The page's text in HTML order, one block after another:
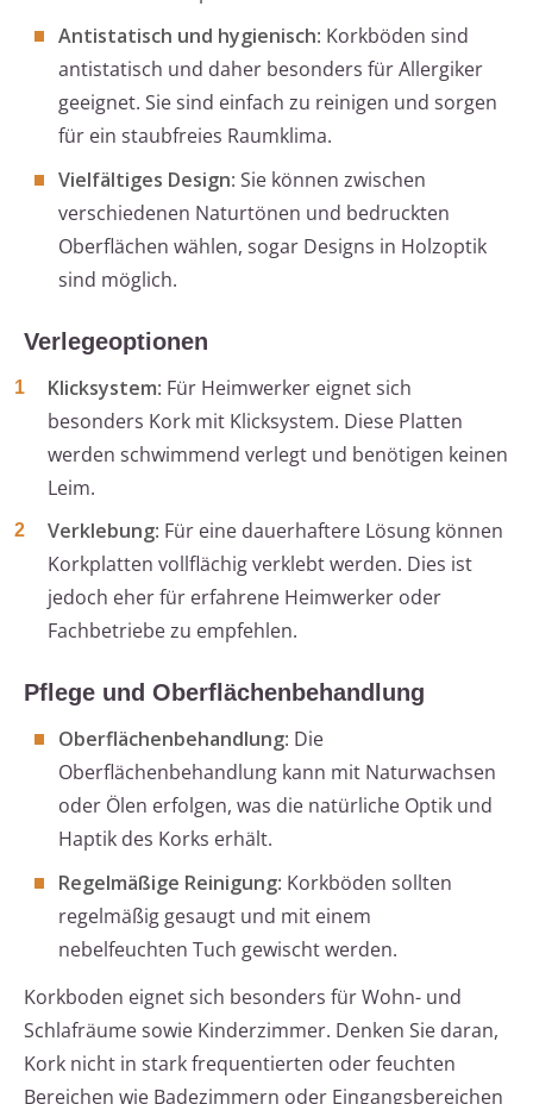
Antistatisch und hygienisch: Korkböden sind
antistatisch und daher besonders für Allergiker
geeignet. Sie sind einfach zu reinigen und sorgen
für ein staubfreies Raumklima.
Vielfältiges Design: Sie können zwischen
verschiedenen Naturtönen und bedruckten
Oberflächen wählen, sogar Designs in Holzoptik
sind möglich.
Verlegeoptionen
Klicksystem: Für Heimwerker eignet sich
besonders Kork mit Klicksystem. Diese Platten
werden schwimmend verlegt und benötigen keinen
Leim.
Verklebung: Für eine dauerhaftere Lösung können
Korkplatten vollflächig verklebt werden. Dies ist
jedoch eher für erfahrene Heimwerker oder
Fachbetriebe zu empfehlen.
Pflege und Oberflächenbehandlung
Oberflächenbehandlung: Die
Oberflächenbehandlung kann mit Naturwachsen
oder Ölen erfolgen, was die natürliche Optik und
Haptik des Korks erhält.
Regelmäßige Reinigung: Korkböden sollten
regelmäßig gesaugt und mit einem
nebelfeuchten Tuch gewischt werden.
Korkboden eignet sich besonders für Wohn- und
Schlafräume sowie Kinderzimmer. Denken Sie daran,
Kork nicht in stark frequentierten oder feuchten
Bereichen wie Badezimmern oder Eingangsbereichen